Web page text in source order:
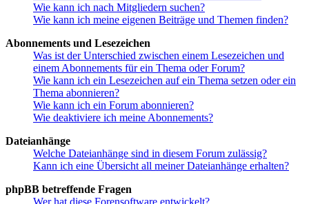
Wie kann ich nach Mitgliedern suchen?
Wie kann ich meine eigenen Beiträge und Themen finden?
Abonnements und Lesezeichen
Was ist der Unterschied zwischen einem Lesezeichen und
einem Abonnements für ein Thema oder Forum?
Wie kann ich ein Lesezeichen auf ein Thema setzen oder ein
Thema abonnieren?
Wie kann ich ein Forum abonnieren?
Wie deaktiviere ich meine Abonnements?
Dateianhänge
Welche Dateianhänge sind in diesem Forum zulässig?
Kann ich eine Übersicht all meiner Dateianhänge erhalten?
phpBB betreffende Fragen